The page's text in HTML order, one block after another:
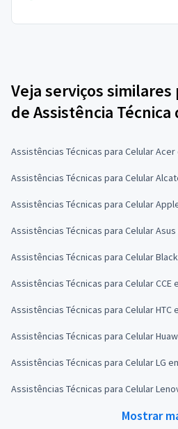
Veja serviços
de Assistência
Assistências Técnicas para Celular Acer
Assistências Técnicas para Celular
Assistências Técnicas para Celular
Assistências Técnicas para Celular
Assistências Técnicas para Celular
Assistências Técnicas para Celular CCE
Assistências Técnicas para Celular HTC
Assistências Técnicas para Celular
Assistências Técnicas para Celular LG
Assistências Técnicas para Celular
Mostrar